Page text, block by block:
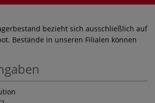
bezieht sich ausschließlich auf
Bestände in unseren Filialen können